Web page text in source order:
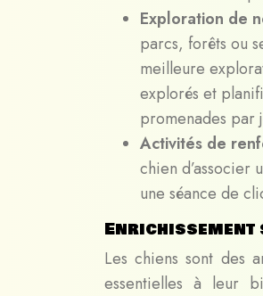
Exploration de
parcs, forêts ou
meilleure
explorés et
promenades par
Activités de
chien d’associer
une séance de
Les chiens sont des
essentielles à leur